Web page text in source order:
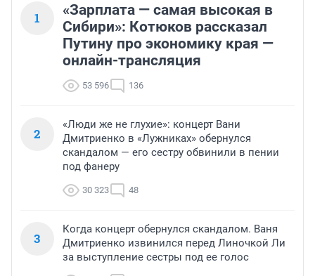
1
«Зарплата — самая высокая в
Сибири»: Котюков рассказал
Путину про экономику края —
онлайн-трансляция
53 596 136
2
«Люди же не глухие»: концерт Вани
Дмитриенко в «Лужниках» обернулся
скандалом — его сестру обвинили в пении
под фанеру
30 323 48
3
Когда концерт обернулся скандалом. Ваня
Дмитриенко извинился перед Линочкой Ли
за выступление сестры под ее голос